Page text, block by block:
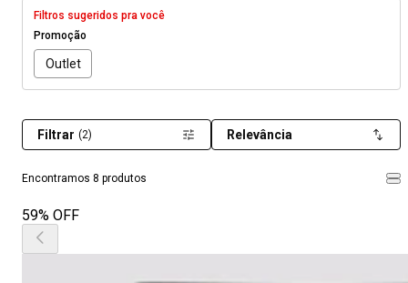
Filtros sugeridos pra você
Promoção
Outlet
Encontramos 8 produtos
Filtrar (2) Relevância
59% OFF